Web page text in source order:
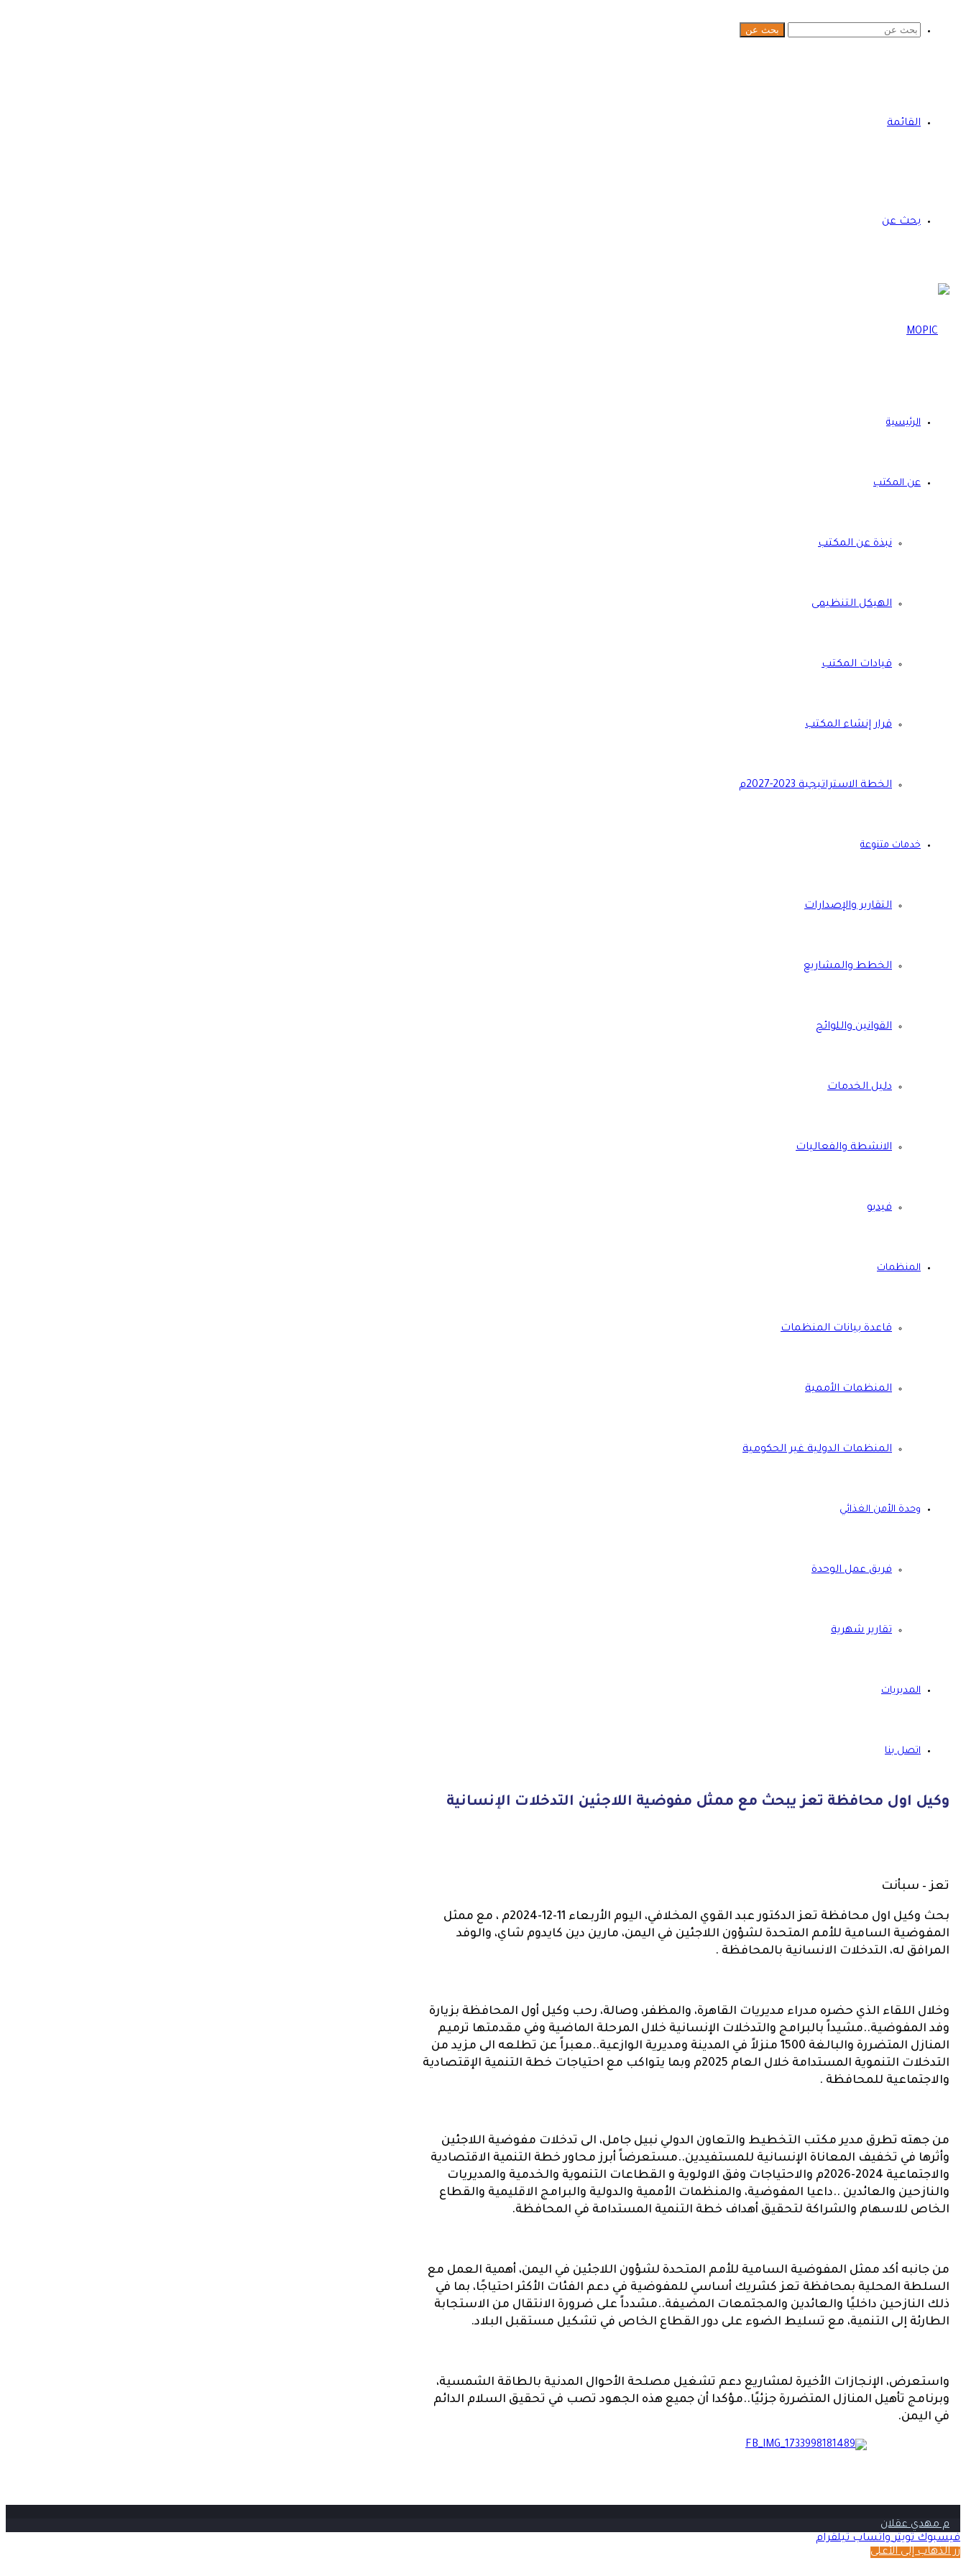
بحث عن
القائمة
بحث عن
الرئيسية
عن المكتب
نبذة عن المكتب
الهيكل التنظيمى
قيادات المكتب
قرار إنشاء المكتب
الخطة الاستراتيجية 2023-2027م
خدمات متنوعة
التقارير والإصدارات
الخطط والمشاريع
القوانين واللوائح
دليل الخدمات
الانشطة والفعاليات
فيديو
المنظمات
قاعدة بيانات المنظمات
المنظمات الأممية
المنظمات الدولية غير الحكومية
وحدة الأمن الغذائي
فريق عمل الوحدة
تقارير شهرية
المديريات
اتصل بنا
وكيل اول محافظة تعز يبحث مع ممثل مفوضية اللاجئين التدخلات الإنسانية
تعز – سبأنت
بحث وكيل اول محافظة تعز الدكتور عبد القوي المخلافي، اليوم الأربعاء 11-12-2024م ، مع ممثل
المفوضية السامية للأمم المتحدة لشؤون اللاجئين في اليمن، مارين دين كايدوم شاي، والوفد
المرافق له، التدخلات الانسانية بالمحافظة .
وخلال اللقاء الذي حضره مدراء مديريات القاهرة، والمظفر، وصالة، رحب وكيل أول المحافظة بزيارة
وفد المفوضية..مشيداً بالبرامج والتدخلات الإنسانية خلال المرحلة الماضية وفي مقدمتها ترميم
المنازل المتضررة والبالغة 1500 منزلاً في المدينة ومديرية الوازعية..معبراً عن تطلعه الى مزيد من
التدخلات التنموية المستدامة خلال العام 2025م وبما يتواكب مع احتياجات خطة التنمية الإقتصادية
والاجتماعية للمحافظة .
من جهته تطرق مدير مكتب التخطيط والتعاون الدولي نبيل جامل، الى تدخلات مفوضية اللاجئين
وأثرها في تخفيف المعاناة الإنسانية للمستفيدين..مستعرضاً أبرز محاور خطة التنمية الاقتصادية
والاجتماعية 2024-2026م والاحتياجات وفق الاولوية و القطاعات التنموية والخدمية والمديريات
والنازحين والعائدين ..داعيا المفوضية، والمنظمات الأممية والدولية والبرامج الاقليمية والقطاع
الخاص للاسهام والشراكة لتحقيق أهداف خطة التنمية المستدامة في المحافظة.
من جانبه أكد ممثل المفوضية السامية للأمم المتحدة لشؤون اللاجئين في اليمن، أهمية العمل مع
السلطة المحلية بمحافظة تعز كشريك أساسي للمفوضية في دعم الفئات الأكثر احتياجًا، بما في
ذلك النازحين داخليًا والعائدين والمجتمعات المضيفة..مشدداً على ضرورة الانتقال من الاستجابة
الطارئة إلى التنمية، مع تسليط الضوء على دور القطاع الخاص في تشكيل مستقبل البلاد.
واستعرض، الإنجازات الأخيرة لمشاريع دعم تشغيل مصلحة الأحوال المدنية بالطاقة الشمسية،
وبرنامج تأهيل المنازل المتضررة جزئيًا..مؤكدا أن جميع هذه الجهود تصب في تحقيق السلام الدائم
في اليمن.
م مهدي عقلان
فيسبوك تويتر واتساب تيلقرام
زر الذهاب إلى الأعلى